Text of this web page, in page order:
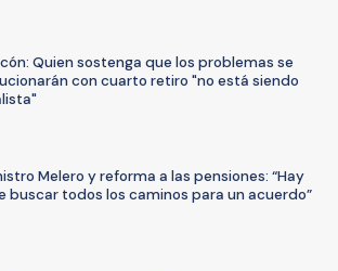
Quien sostenga que los problemas se
con cuarto retiro "no está siendo
Melero y reforma a las pensiones: “Hay
buscar todos los caminos para un acuerdo”